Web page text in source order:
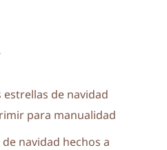
estrellas de navidad
para manualidad
navidad hechos a